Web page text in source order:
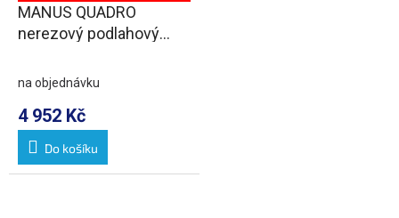
MANUS QUADRO
nerezový podlahový
DN50
na objednávku
4 952 Kč
Do košíku